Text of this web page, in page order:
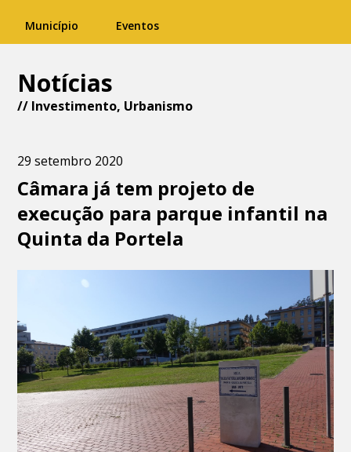
Município Eventos
Notícias
// Investimento, Urbanismo
29 setembro 2020
Câmara já tem projeto de
execução para parque infantil na
Quinta da Portela